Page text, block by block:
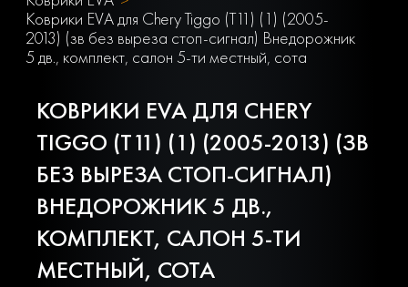
Коврики EVA для Chery Tiggo (T11) (1) (2005-
2013) (зв без выреза стоп-сигнал) Внедорожник
5 дв., комплект, салон 5-ти местный, сота
КОВРИКИ EVA ДЛЯ CHERY
TIGGO (T11) (1) (2005-2013) (ЗВ
БЕЗ ВЫРЕЗА СТОП-СИГНАЛ)
ВНЕДОРОЖНИК 5 ДВ.,
КОМПЛЕКТ, САЛОН 5-ТИ
МЕСТНЫЙ, СОТА